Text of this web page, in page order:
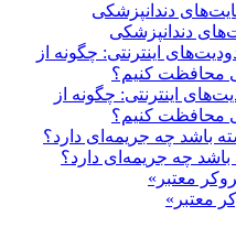
دندانپزشکی
اینترنتی: چگونه از
محافظت کنیم؟
باشد چه جریمه‌ای دارد؟
معتبر»